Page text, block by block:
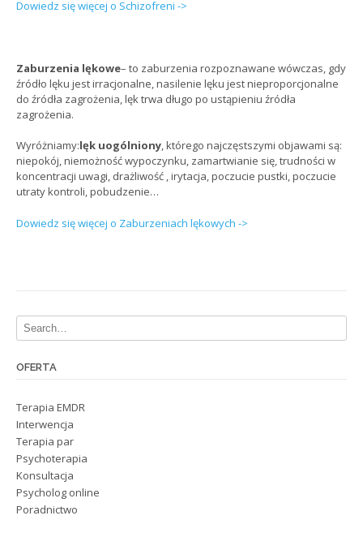
Dowiedz się więcej o Schizofreni ->
Zaburzenia lękowe– to zaburzenia rozpoznawane wówczas, gdy
źródło lęku jest irracjonalne, nasilenie lęku jest nieproporcjonalne
do źródła zagrożenia, lęk trwa długo po ustąpieniu źródła
zagrożenia.
Wyróżniamy:lęk uogólniony, którego najczęstszymi objawami są:
niepokój, niemożność wypoczynku, zamartwianie się, trudności w
koncentracji uwagi, drażliwość , irytacja, poczucie pustki, poczucie
utraty kontroli, pobudzenie…
Dowiedz się więcej o Zaburzeniach lękowych ->
OFERTA
Terapia EMDR
Interwencja
Terapia par
Psychoterapia
Konsultacja
Psycholog online
Poradnictwo